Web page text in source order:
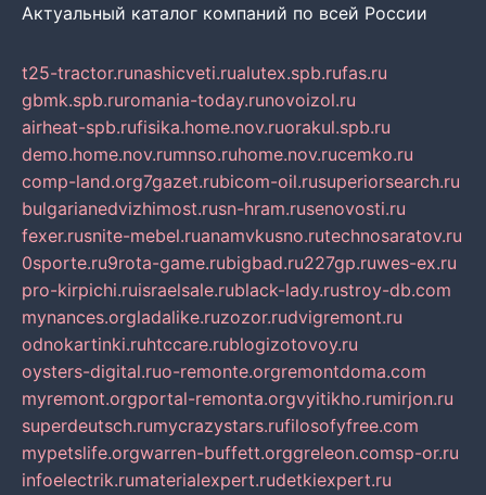
Актуальный каталог компаний по всей России
t25-tractor.runashicveti.rualutex.spb.rufas.ru
gbmk.spb.ruromania-today.runovoizol.ru
airheat-spb.rufisika.home.nov.ruorakul.spb.ru
demo.home.nov.rumnso.ruhome.nov.rucemko.ru
comp-land.org7gazet.rubicom-oil.rusuperiorsearch.ru
bulgarianedvizhimost.rusn-hram.rusenovosti.ru
fexer.rusnite-mebel.ruanamvkusno.rutechnosaratov.ru
0sporte.ru9rota-game.rubigbad.ru227gp.ruwes-ex.ru
pro-kirpichi.ruisraelsale.rublack-lady.rustroy-db.com
mynances.orgladalike.ruzozor.rudvigremont.ru
odnokartinki.ruhtccare.rublogizotovoy.ru
oysters-digital.ruo-remonte.orgremontdoma.com
myremont.orgportal-remonta.orgvyitikho.rumirjon.ru
superdeutsch.rumycrazystars.rufilosofyfree.com
mypetslife.orgwarren-buffett.orggreleon.comsp-or.ru
infoelectrik.rumaterialexpert.rudetkiexpert.ru